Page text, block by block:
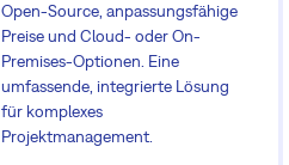
Open-Source, anpassungsfähige
Preise und Cloud- oder On-
Premises-Optionen. Eine
umfassende, integrierte Lösung
für komplexes
Projektmanagement.